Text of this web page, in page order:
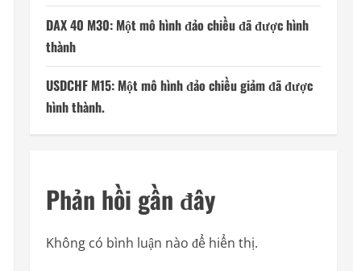
DAX 40 M30: Một mô hình đảo chiều đã được hình
thành
USDCHF M15: Một mô hình đảo chiều giảm đã được
hình thành.
Phản hồi gần đây
Không có bình luận nào để hiển thị.